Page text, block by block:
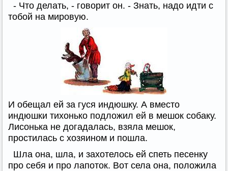
- Что делать, - говорит он. - Знать, надо идти с
тобой на мировую.
И обещал ей за гуся индюшку. А вместо
индюшки тихонько подложил ей в мешок собаку.
Лисонька не догадалась, взяла мешок,
простилась с хозяином и пошла.
Шла она, шла, и захотелось ей спеть песенку
про себя и про лапоток. Вот села она, положила